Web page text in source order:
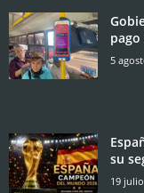
5
su
19